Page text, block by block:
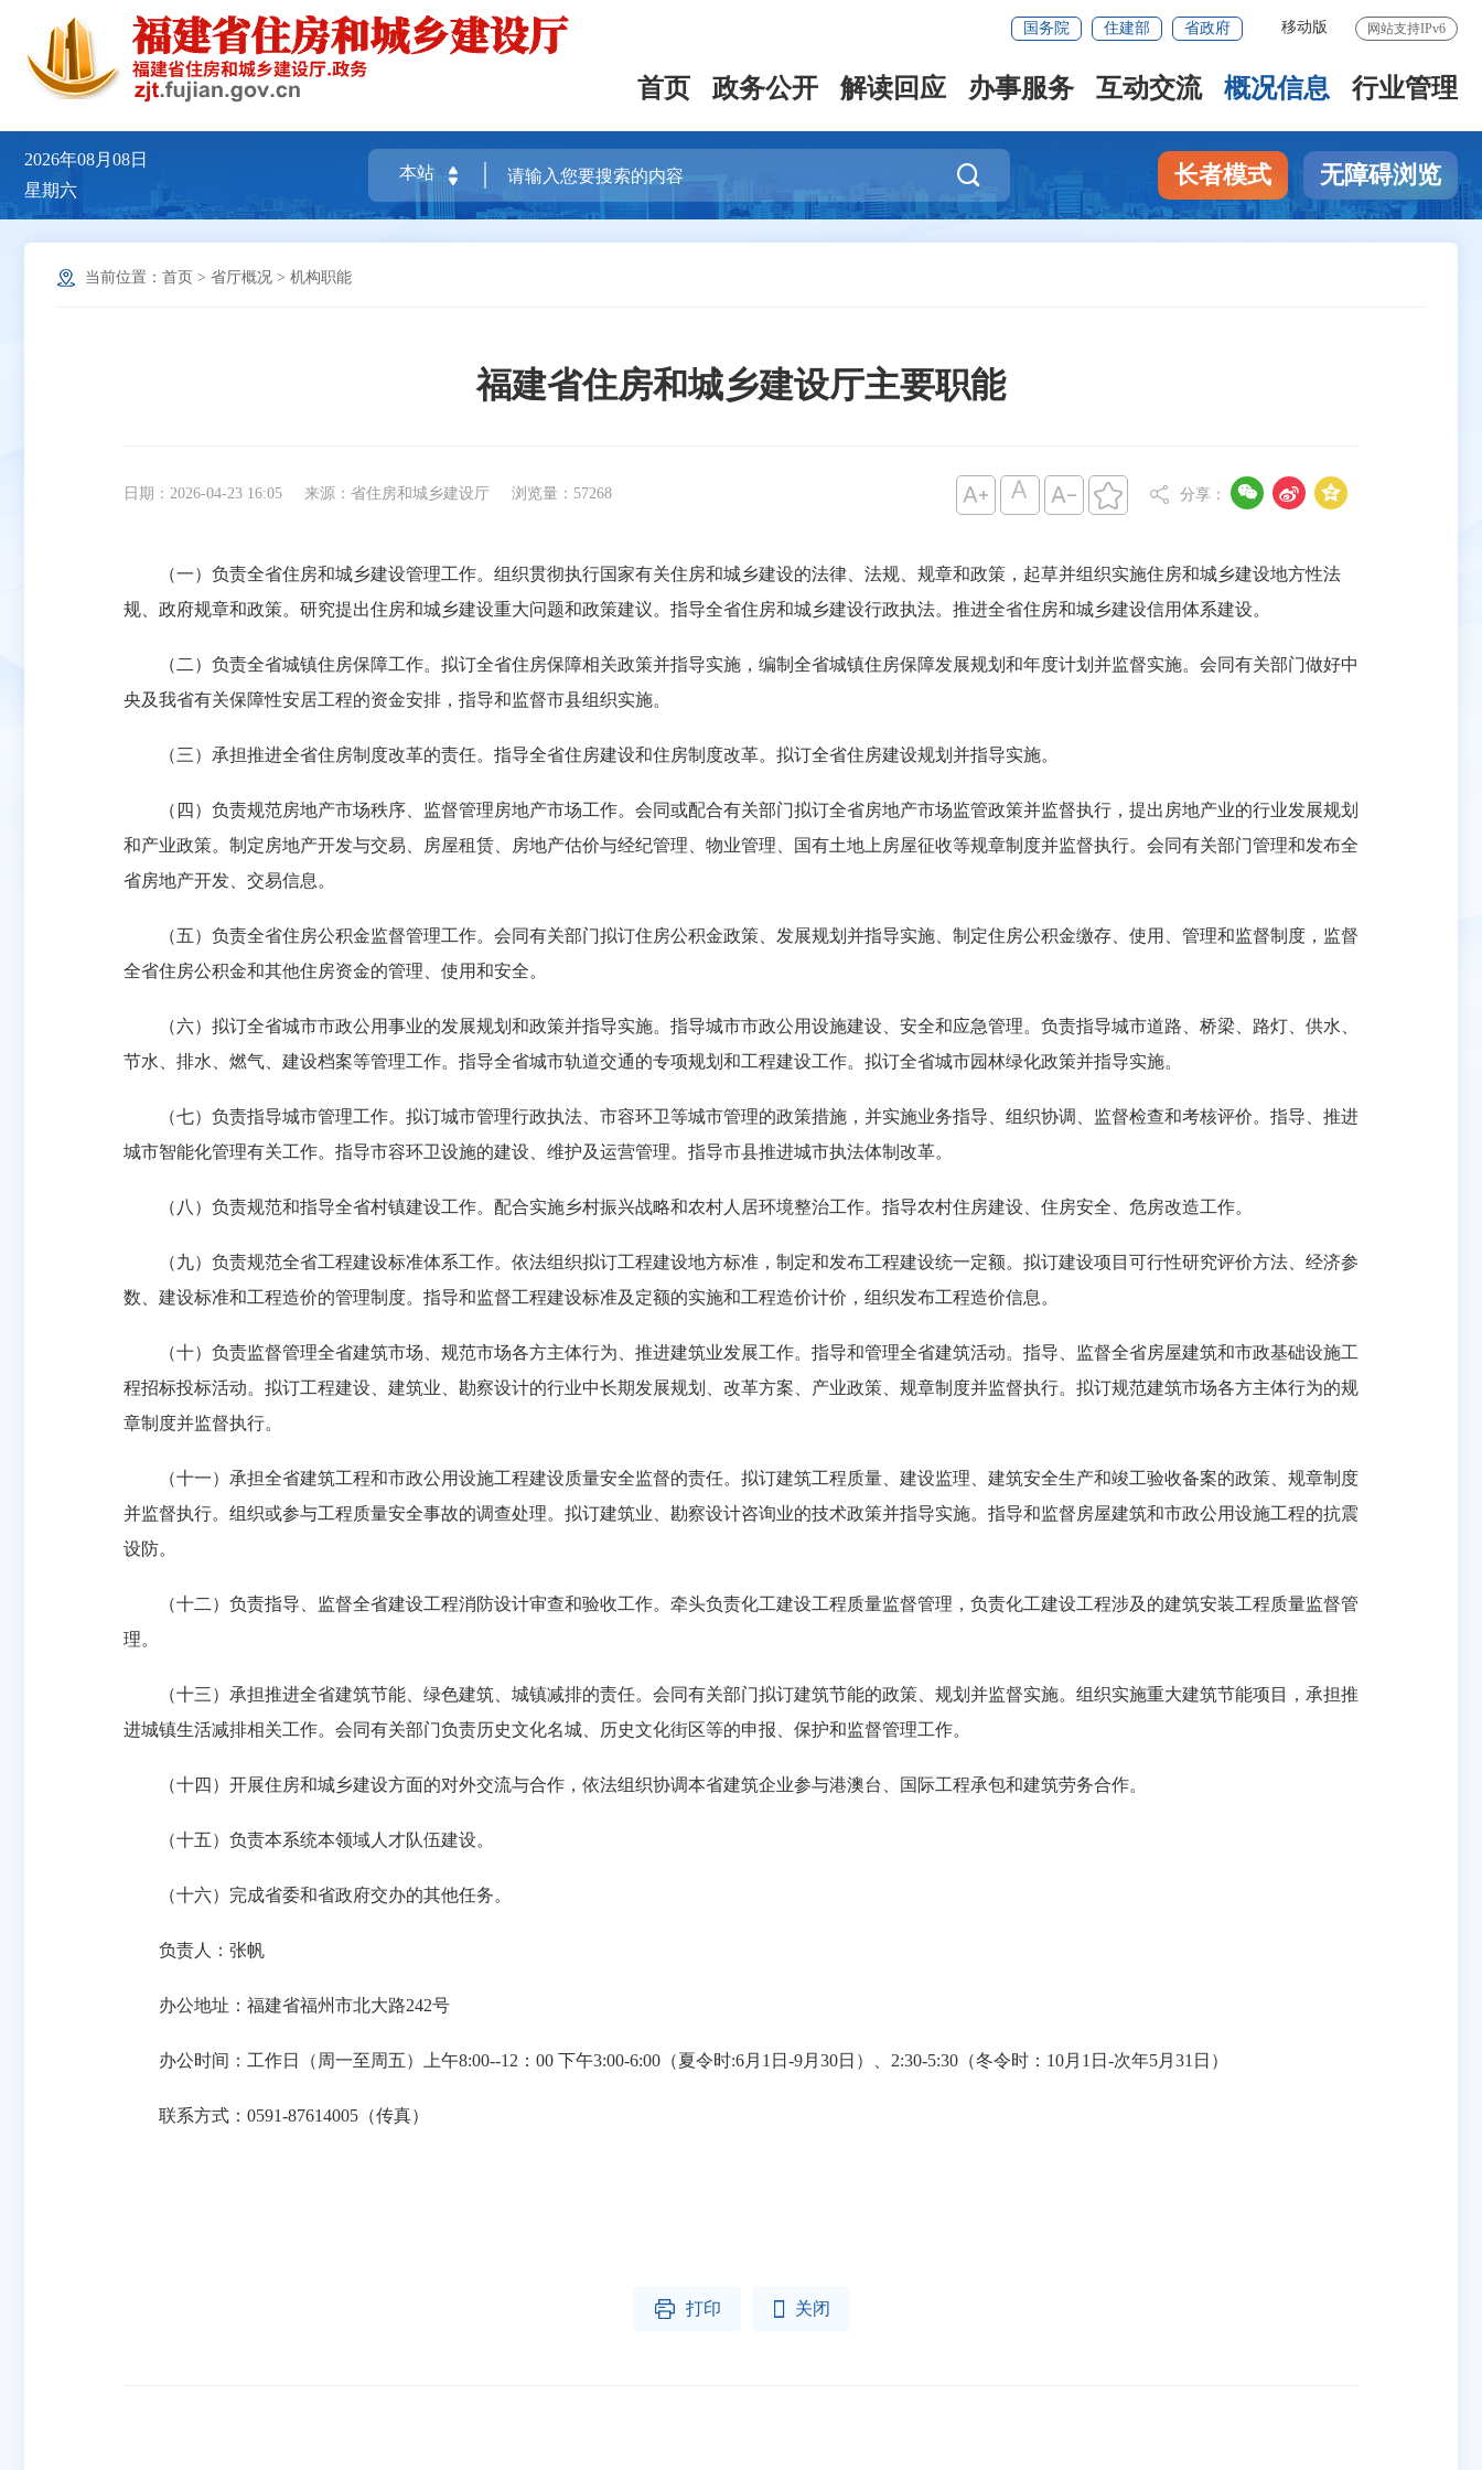
网站支持IPv6
移动版
国务院 住建部 省政府
首页 政务公开 解读回应 办事服务 互动交流 概况信息 行业管理
2026年08月08日
星期六
 长者模式 无障碍浏览
当前位置： 首页 > 省厅概况 > 机构职能
福建省住房和城乡建设厅主要职能
日期：2026-04-23 16:05 来源：省住房和城乡建设厅 浏览量： 57268     分享：   
（一）负责全省住房和城乡建设管理工作。组织贯彻执行国家有关住房和城乡建设的法律、法规、规章和政策，起草并组织实施住房和城乡建设地方性法
规、政府规章和政策。研究提出住房和城乡建设重大问题和政策建议。指导全省住房和城乡建设行政执法。推进全省住房和城乡建设信用体系建设。
（二）负责全省城镇住房保障工作。拟订全省住房保障相关政策并指导实施，编制全省城镇住房保障发展规划和年度计划并监督实施。会同有关部门做好中
央及我省有关保障性安居工程的资金安排，指导和监督市县组织实施。
（三）承担推进全省住房制度改革的责任。指导全省住房建设和住房制度改革。拟订全省住房建设规划并指导实施。
（四）负责规范房地产市场秩序、监督管理房地产市场工作。会同或配合有关部门拟订全省房地产市场监管政策并监督执行，提出房地产业的行业发展规划
和产业政策。制定房地产开发与交易、房屋租赁、房地产估价与经纪管理、物业管理、国有土地上房屋征收等规章制度并监督执行。会同有关部门管理和发布全
省房地产开发、交易信息。
（五）负责全省住房公积金监督管理工作。会同有关部门拟订住房公积金政策、发展规划并指导实施、制定住房公积金缴存、使用、管理和监督制度，监督
全省住房公积金和其他住房资金的管理、使用和安全。
（六）拟订全省城市市政公用事业的发展规划和政策并指导实施。指导城市市政公用设施建设、安全和应急管理。负责指导城市道路、桥梁、路灯、供水、
节水、排水、燃气、建设档案等管理工作。指导全省城市轨道交通的专项规划和工程建设工作。拟订全省城市园林绿化政策并指导实施。
（七）负责指导城市管理工作。拟订城市管理行政执法、市容环卫等城市管理的政策措施，并实施业务指导、组织协调、监督检查和考核评价。指导、推进
城市智能化管理有关工作。指导市容环卫设施的建设、维护及运营管理。指导市县推进城市执法体制改革。
（八）负责规范和指导全省村镇建设工作。配合实施乡村振兴战略和农村人居环境整治工作。指导农村住房建设、住房安全、危房改造工作。
（九）负责规范全省工程建设标准体系工作。依法组织拟订工程建设地方标准，制定和发布工程建设统一定额。拟订建设项目可行性研究评价方法、经济参
数、建设标准和工程造价的管理制度。指导和监督工程建设标准及定额的实施和工程造价计价，组织发布工程造价信息。
（十）负责监督管理全省建筑市场、规范市场各方主体行为、推进建筑业发展工作。指导和管理全省建筑活动。指导、监督全省房屋建筑和市政基础设施工
程招标投标活动。拟订工程建设、建筑业、勘察设计的行业中长期发展规划、改革方案、产业政策、规章制度并监督执行。拟订规范建筑市场各方主体行为的规
章制度并监督执行。
（十一）承担全省建筑工程和市政公用设施工程建设质量安全监督的责任。拟订建筑工程质量、建设监理、建筑安全生产和竣工验收备案的政策、规章制度
并监督执行。组织或参与工程质量安全事故的调查处理。拟订建筑业、勘察设计咨询业的技术政策并指导实施。指导和监督房屋建筑和市政公用设施工程的抗震
设防。
（十二）负责指导、监督全省建设工程消防设计审查和验收工作。牵头负责化工建设工程质量监督管理，负责化工建设工程涉及的建筑安装工程质量监督管
理。
（十三）承担推进全省建筑节能、绿色建筑、城镇减排的责任。会同有关部门拟订建筑节能的政策、规划并监督实施。组织实施重大建筑节能项目，承担推
进城镇生活减排相关工作。会同有关部门负责历史文化名城、历史文化街区等的申报、保护和监督管理工作。
（十四）开展住房和城乡建设方面的对外交流与合作，依法组织协调本省建筑企业参与港澳台、国际工程承包和建筑劳务合作。
（十五）负责本系统本领域人才队伍建设。
（十六）完成省委和省政府交办的其他任务。
负责人：张帆
办公地址：福建省福州市北大路242号
办公时间：工作日（周一至周五）上午8:00--12：00 下午3:00-6:00（夏令时:6月1日-9月30日）、2:30-5:30（冬令时：10月1日-次年5月31日）
联系方式：0591-87614005（传真）
 打印  关闭